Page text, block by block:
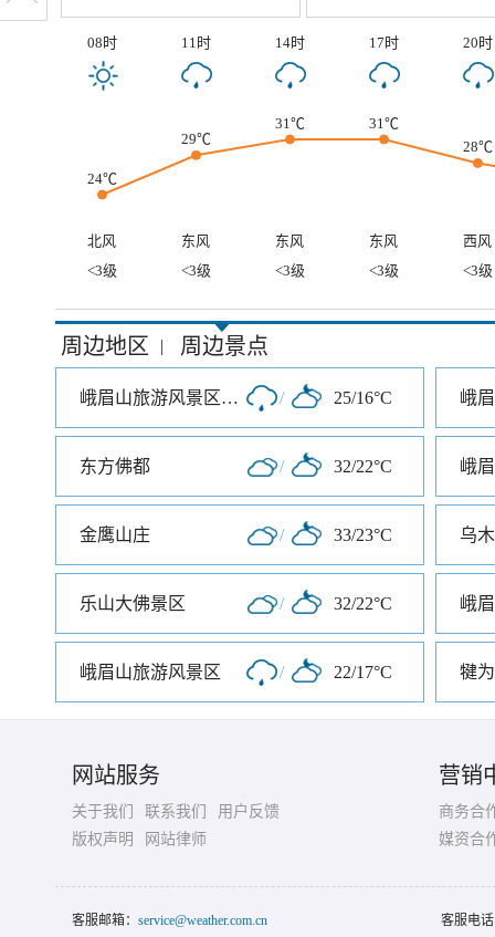
08时 11时 14时 17时 20时
24℃
29℃
31℃
31℃
28℃
北风 东风 东风 东风
西风
<3级
<3级 <3级 <3级 <3级
周边地区 | 周边景点
峨眉山旅游风景区零公里入口 / 25/16°C
东方佛都 / 32/22°C
金鹰山庄 / 33/23°C 乌
乐山大佛景区 / 32/22°C
峨眉山旅游风景区 / 22/17°C 犍
网站服务
关于我们 联系我们
用户反馈
版权声明
网站律师
营销
商务合
媒资合
客服邮箱： service@weather.com.cn 客服电